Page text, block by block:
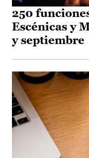
250
Escénicas y
y septiembre